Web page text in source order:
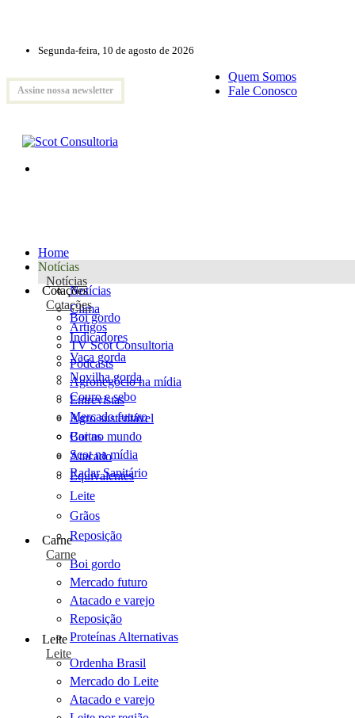
Segunda-feira, 10 de agosto de 2026
Assine nossa newsletter
Quem Somos
Fale Conosco
Home
Notícias
Notícias
Notícias
Clima
Artigos
TV Scot Consultoria
Podcasts
Agronegócio na mídia
Entrevistas
Agro sustentável
Cartas
Scot na mídia
Radar Sanitário
Cotações
Cotações
Boi gordo
Indicadores
Vaca gorda
Novilha gorda
Couro e sebo
Mercado futuro
Boi no mundo
Atacado
Equivalentes
Leite
Grãos
Reposição
Carne
Carne
Boi gordo
Mercado futuro
Atacado e varejo
Reposição
Proteínas Alternativas
Leite
Leite
Ordenha Brasil
Mercado do Leite
Atacado e varejo